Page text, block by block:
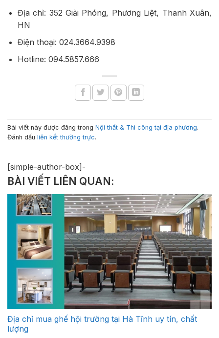
Địa chỉ: 352 Giải Phóng, Phương Liệt, Thanh Xuân,
HN
Điện thoại: 024.3664.9398
Hotline: 094.5857.666
Bài viết này được đăng trong Nội thất & Thi công tại địa phương.
Đánh dấu liên kết thường trực.
[simple-author-box]-
BÀI VIẾT LIÊN QUAN:
Địa chỉ mua ghế hội trường tại Hà Tĩnh uy tín, chất
lượng